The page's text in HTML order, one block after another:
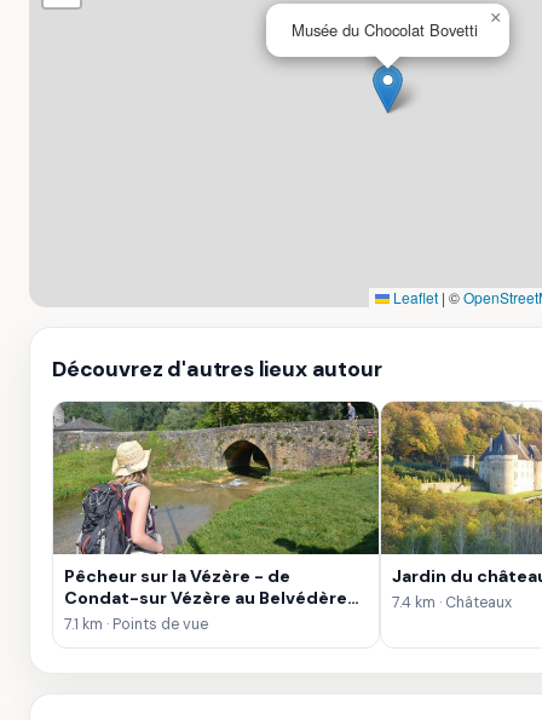
Musée du Chocolat Bovetti
×
Leaflet | ©
Découvrez d'autres lieux autour
Pêcheur sur la Vézère - de
Condat-sur Vézère au Belvédère
de l'Escaleyrou
7.1 km · Points de vue
Jardin du
7.4 km · Châteaux